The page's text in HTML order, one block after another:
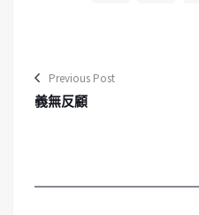
Previous Post
義無反顧